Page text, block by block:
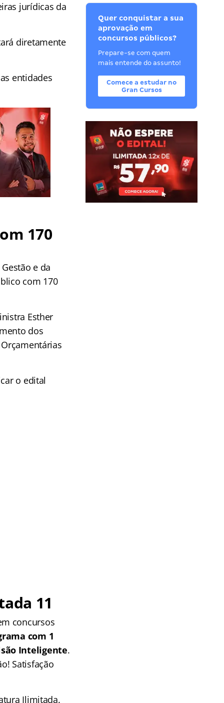
jurídicas da
diretamente
entidades
170
e da
com 170
Esther
dos
o edital
11
concursos
com 1
Inteligente.
Satisfação
Ilimitada.
Quer conquistar a sua
aprovação em
concursos públicos?
Prepare-se com quem
mais entende do assunto!
Comece a estudar no
Gran Cursos